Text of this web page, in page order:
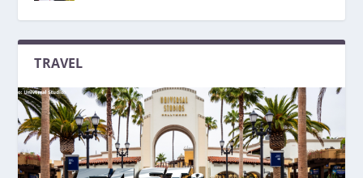
TRAVEL